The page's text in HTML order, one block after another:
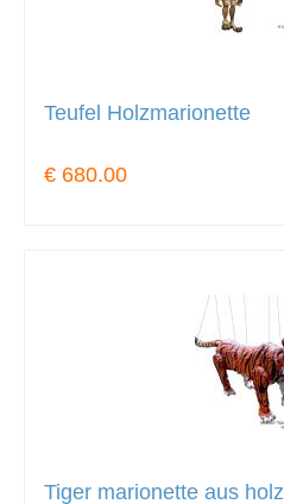
Teufel Holzmarionette
€ 680.00
Tiger marionette aus holz